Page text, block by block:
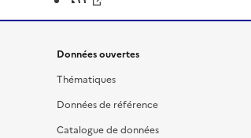
Données ouvertes
Thématiques
Données de référence
Catalogue de données